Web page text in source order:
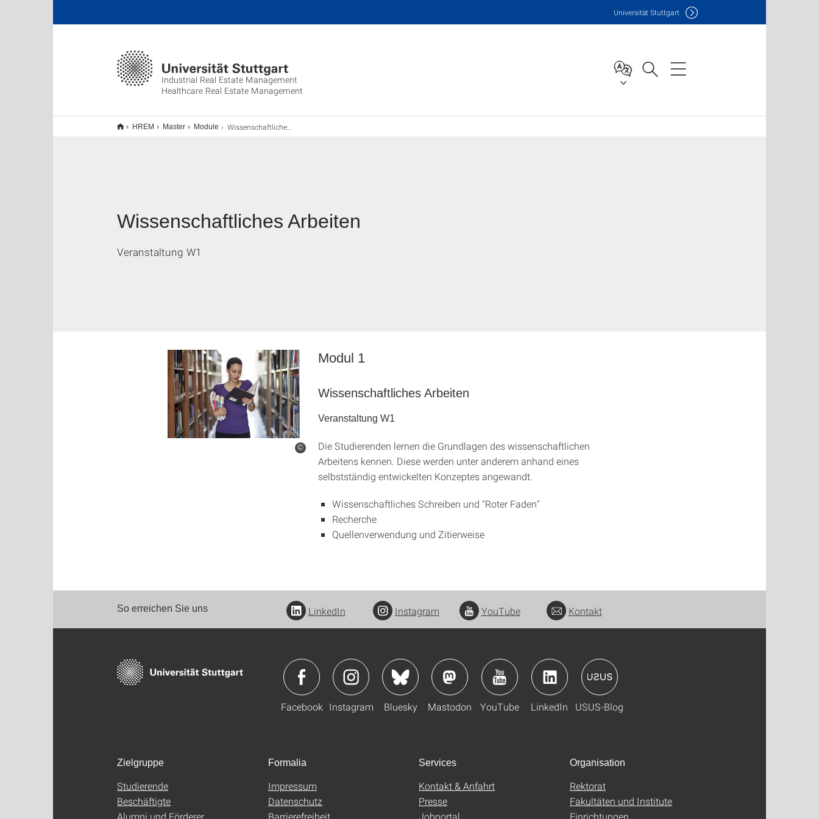
Industrial Real Estate Management
Healthcare Real Estate Management
Universität Stuttgart
HREM Master Module Wissenschaftliches Arbeiten
Wissenschaftliches Arbeiten
Veranstaltung W1
©
Modul 1
Wissenschaftliches Arbeiten
Veranstaltung W1
Die Studierenden lernen die Grundlagen des wissenschaftlichen
Arbeitens kennen. Diese werden unter anderem anhand eines
selbstständig entwickelten Konzeptes angewandt.
Wissenschaftliches Schreiben und "Roter Faden"
Recherche
Quellenverwendung und Zitierweise
So erreichen Sie uns LinkedIn Instagram YouTube Kontakt
Facebook Instagram Bluesky Mastodon YouTube LinkedIn USUS-Blog
Zielgruppe
Studierende
Beschäftigte
Alumni und Förderer
Formalia
Impressum
Datenschutz
Barrierefreiheit
Services
Kontakt & Anfahrt
Presse
Jobportal
Organisation
Rektorat
Fakultäten und Institute
Einrichtungen